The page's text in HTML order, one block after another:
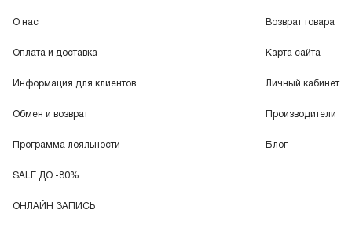
О нас
Оплата и доставка
Информация для клиентов
Обмен и возврат
Программа лояльности
SALE ДО -80%
ОНЛАЙН ЗАПИСЬ
Возврат товара
Карта сайта
Личный кабинет
Производители
Блог